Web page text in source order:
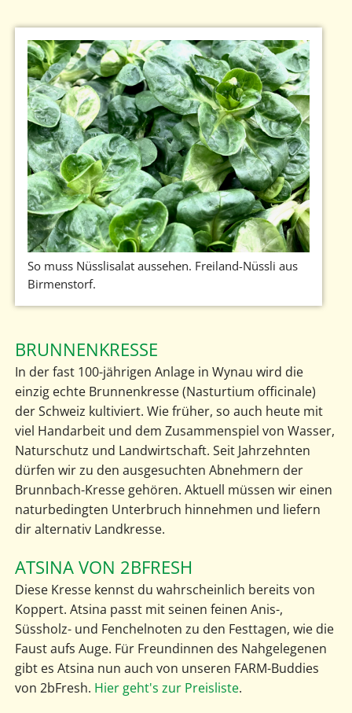
So muss Nüsslisalat aussehen. Freiland-Nüssli aus
Birmenstorf.
BRUNNENKRESSE
In der fast 100-jährigen Anlage in Wynau wird die
einzig echte Brunnenkresse (Nasturtium officinale)
der Schweiz kultiviert. Wie früher, so auch heute mit
viel Handarbeit und dem Zusammenspiel von Wasser,
Naturschutz und Landwirtschaft. Seit Jahrzehnten
dürfen wir zu den ausgesuchten Abnehmern der
Brunnbach-Kresse gehören. Aktuell müssen wir einen
naturbedingten Unterbruch hinnehmen und liefern
dir alternativ Landkresse.
ATSINA VON 2BFRESH
Diese Kresse kennst du wahrscheinlich bereits von
Koppert. Atsina passt mit seinen feinen Anis-,
Süssholz- und Fenchelnoten zu den Festtagen, wie die
Faust aufs Auge. Für Freundinnen des Nahgelegenen
gibt es Atsina nun auch von unseren FARM-Buddies
von 2bFresh. Hier geht's zur Preisliste.